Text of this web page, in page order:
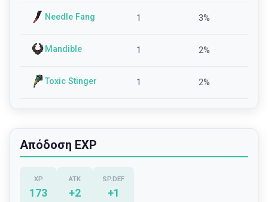
Needle Fang 1 3%
Mandible 1 2%
Toxic Stinger 1 2%
Απόδοση EXP
XP
173
ATK
+2
SP.DEF
+1